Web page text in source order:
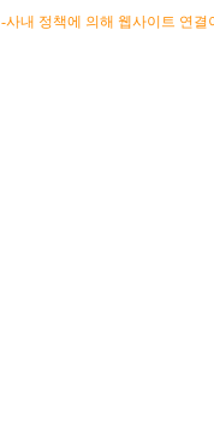
-사내 정책에 의해 웹사이트 연